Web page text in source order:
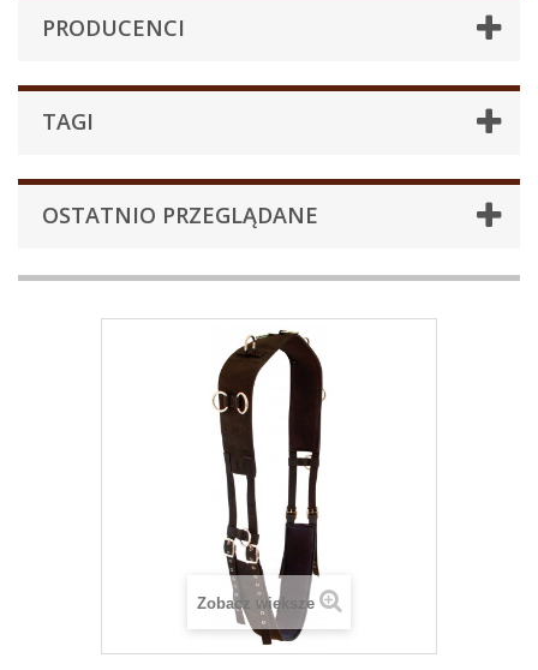
PRODUCENCI
TAGI
OSTATNIO PRZEGLĄDANE
Zobacz większe